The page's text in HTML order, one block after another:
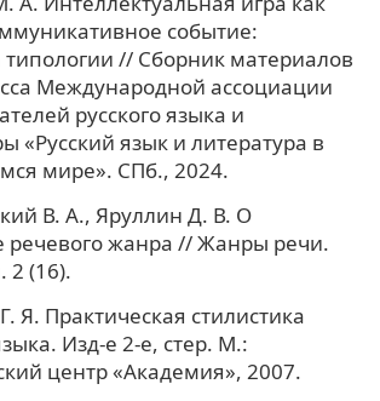
событие:
// Сборник материалов
Международной ассоциации
русского языка и
«Русский язык и литература в
мире». СПб., 2024.
В. А., Яруллин Д. В. О
речевого жанра // Жанры речи.
2 (16).
Я. Практическая стилистика
Изд-е 2-е, стер. М.:
центр «Академия», 2007.